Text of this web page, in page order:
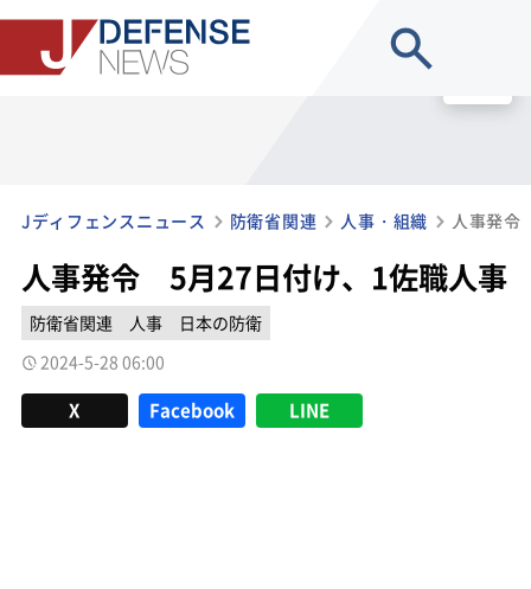
Jディフェンスニュース 防衛省関連 人事・組織 人事発
人事発令 5月27日付け、1佐職人事
防衛省関連 人事
日本の防衛
2024-5-28 06:00
X Facebook LINE